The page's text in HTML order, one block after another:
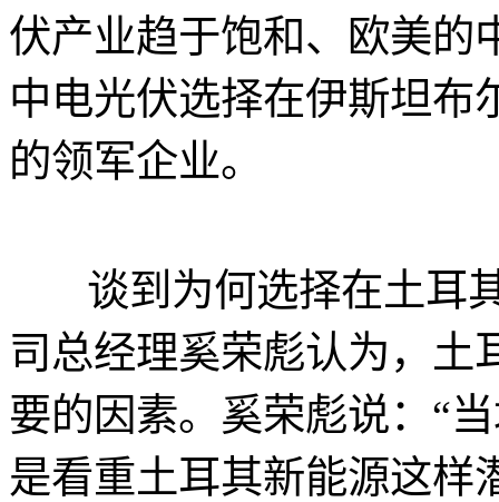
伏产业趋于饱和、欧美的
中电光伏选择在伊斯坦布
的领军企业。
谈到为何选择在土耳其
司总经理奚荣彪认为，土
要的因素。奚荣彪说：“
是看重土耳其新能源这样